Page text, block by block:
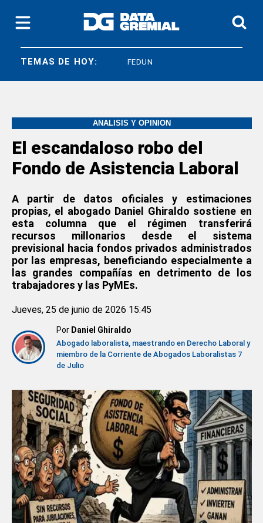
TEMAS DE HOY:
SICONARA FEDUN
ANÁLISIS Y OPINIÓN
El escandaloso robo del
Fondo de Asistencia Laboral
A partir de datos oficiales y estimaciones
propias, el abogado Daniel Ghiraldo sostiene en
esta columna que el régimen transferirá
recursos millonarios desde el sistema
previsional hacia fondos privados administrados
por las empresas, beneficiando especialmente a
las grandes compañías en detrimento de los
trabajadores y las PyMEs.
Por Daniel Ghiraldo
Abogado laboralista, maestrando en Derecho Laboral y
miembro de la Corriente de Abogados Laboralistas 7
de Julio
Jueves, 25 de junio de 2026 15:45